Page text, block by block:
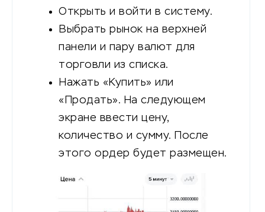
Открыть и войти в систему.
Выбрать рынок на верхней
панели и пару валют для
торговли из списка.
Нажать «Купить» или
«Продать». На следующем
экране ввести цену,
количество и сумму. После
этого ордер будет размещен.